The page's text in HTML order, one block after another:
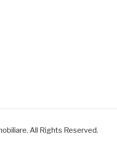
All Rights Reserved.